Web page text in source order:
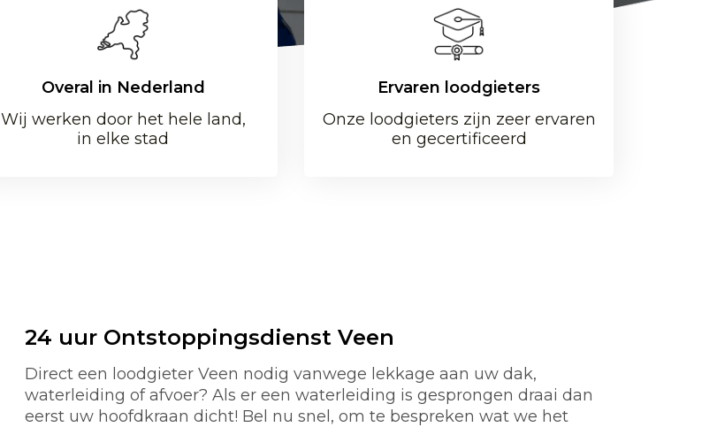
Overal in Nederland
Wij werken door het hele land,
in elke stad
Ervaren loodgieters
Onze loodgieters zijn zeer ervaren
en gecertificeerd
24 uur Ontstoppingsdienst Veen
Direct een loodgieter Veen nodig vanwege lekkage aan uw dak,
waterleiding of afvoer? Als er een waterleiding is gesprongen draai dan
eerst uw hoofdkraan dicht! Bel nu snel, om te bespreken wat we het